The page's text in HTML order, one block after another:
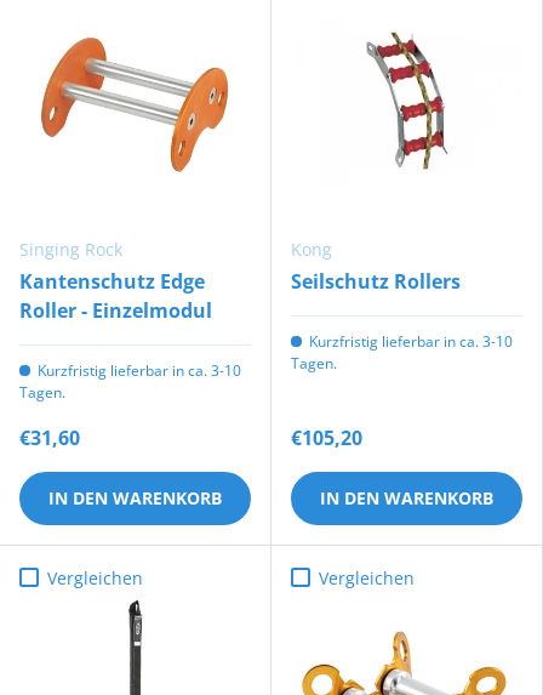
Singing Rock
Kantenschutz Edge
Roller - Einzelmodul
Kurzfristig lieferbar in ca. 3-10
Tagen.
€31,60
IN DEN WARENKORB
Kong
Seilschutz Rollers
Kurzfristig lieferbar in ca. 3-10
Tagen.
€105,20
IN DEN WARENKORB
Vergleichen Vergleichen